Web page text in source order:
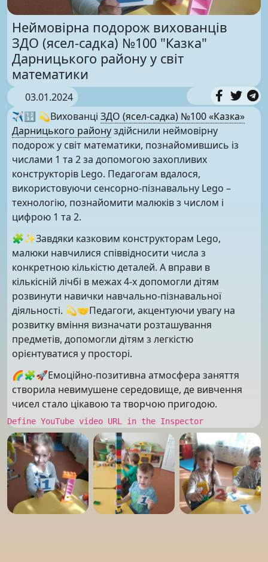
Неймовірна подорож вихованців
ЗДО (ясел-садка) №100 "Казка"
Дарницького району у світ
математики
03.01.2024
✈️🔢 💫Вихованці ЗДО (ясел-садка) №100 «Казка»
Дарницького районуздійснили неймовірну
подорож у світ математики, познайомившись із
числами 1 та 2 за допомогою захопливих
конструкторів Lego. Педагогам вдалося,
використовуючи сенсорно-пізнавальну Lego –
технологію, познайомити малюків з числом і
цифрою 1 та 2.
🧩✨Завдяки казковим конструкторам Lego,
малюки навчилися співвідносити числа з
конкретною кількістю деталей. А вправи в
кількісній лічбі в межах 4-х допомогли дітям
розвинути навички навчально-пізнавальної
діяльності. 💫🤝Педагоги, акцентуючи увагу на
розвитку вміння визначати розташування
предметів, допомогли дітям з легкістю
орієнтуватися у просторі.
🌈🧩🚀Емоційно-позитивна атмосфера заняття
створила невимушене середовище, де вивчення
чисел стало цікавою та творчою пригодою.
Define YouTube video URL in the Inspector